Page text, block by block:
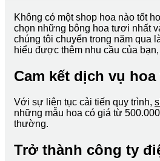
Không có một shop hoa nào tốt
chọn những bông hoa tươi nhất
chúng tôi chuyển trong năm qua
hiểu được thêm nhu cầu của
Cam kết dịch vụ
Với sự liên tục cải tiến quy trình,
những mẫu hoa có giá từ
thường.
Trở thành công ty